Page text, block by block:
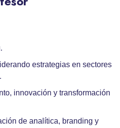
estrategias en sectores
innovación y transformación
de analítica, branding y